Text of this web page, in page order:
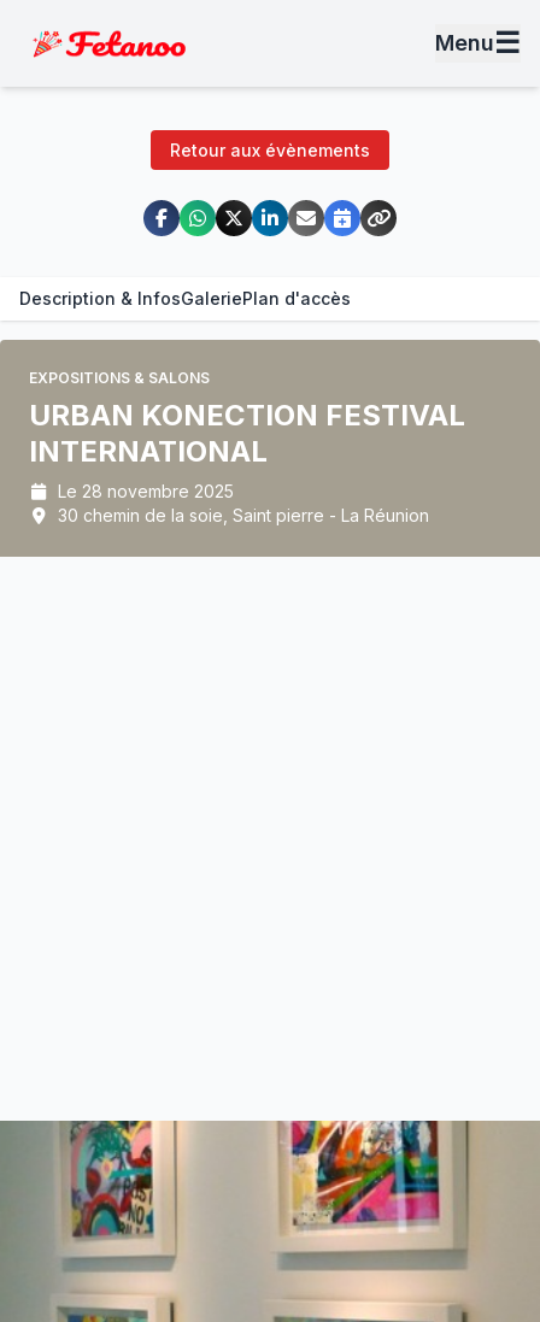
Menu☰
Retour aux évènements
Description & InfosGaleriePlan d'accès
EXPOSITIONS & SALONS
URBAN KONECTION FESTIVAL
INTERNATIONAL
Le 28 novembre 2025
30 chemin de la soie, Saint pierre - La Réunion